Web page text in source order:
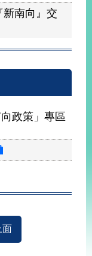
新南向』交
政策」專區
面